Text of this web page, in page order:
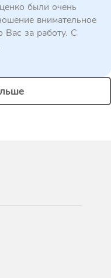
были очень
внимательное
Вас за работу. С